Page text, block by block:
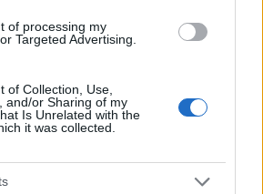
of processing my
Targeted Advertising.
of Collection, Use,
and/or Sharing of my
Is Unrelated with the
it was collected.